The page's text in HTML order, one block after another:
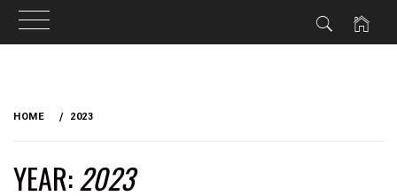
HOME 2023
YEAR:2023